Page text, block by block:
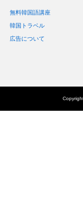
無料韓国語講座
韓国トラベル
広告について